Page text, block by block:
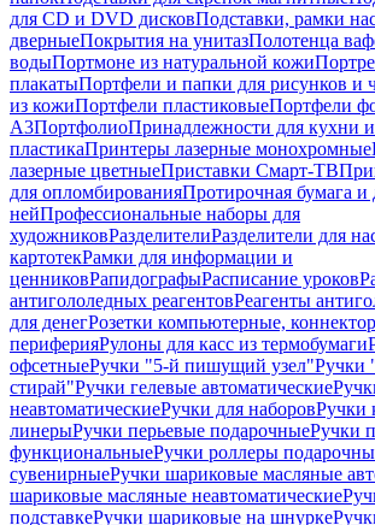
для CD и DVD дисковПодставки, рамки
дверныеПокрытия на унитазПолотенца
водыПортмоне из натуральной кожи
плакатыПортфели и папки для рисунков и
из кожиПортфели пластиковыеПортфели
А3ПортфолиоПринадлежности для кухни
пластикаПринтеры лазерные монохромные
лазерные цветныеПриставки Смарт-ТВ
для опломбированияПротирочная бумага и
нейПрофессиональные наборы для
художниковРазделителиРазделители для
картотекРамки для информации и
ценниковРапидографыРасписание уроков
антигололедных реагентовРеагенты
для денегРозетки компьютерные,
периферияРулоны для касс из термобумаги
офсетныеРучки "5-й пишущий узел"Ручки
стирай"Ручки гелевые автоматические
неавтоматическиеРучки для наборовРучки
линерыРучки перьевые подарочныеРучки
функциональныеРучки роллеры
сувенирныеРучки шариковые масляные
шариковые масляные неавтоматические
подставкеРучки шариковые на шнурке